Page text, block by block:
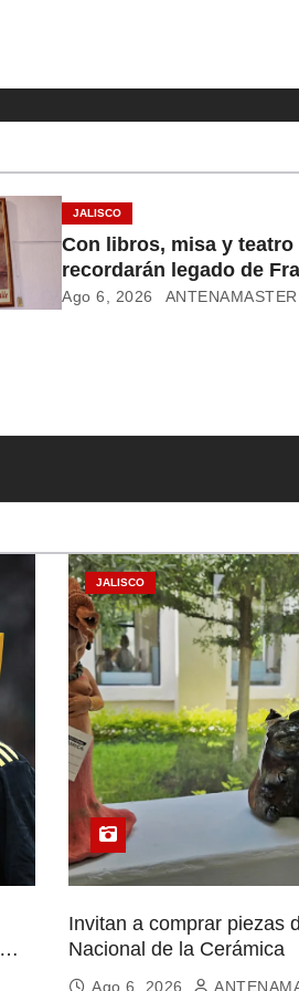
JALISCO
Con libros, misa y teatro
recordarán legado de
Alcalde
Ago 6, 2026 ANTENAMASTER
JALISCO
Invitan a comprar piezas
Nacional de la Cerámica
Ago 6, 2026